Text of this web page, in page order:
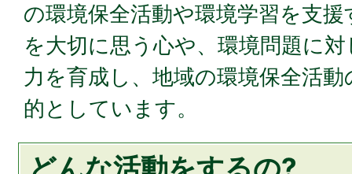
の環境保全活動や環境学習を支
を大切に思う心や、環境問題に
力を育成し、地域の環境保全活
的としています。